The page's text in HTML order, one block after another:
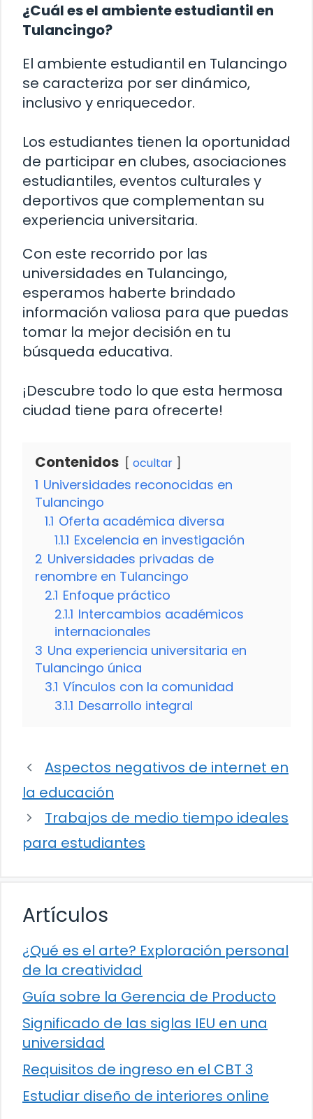
¿Cuál es el ambiente estudiantil en
Tulancingo?
El ambiente estudiantil en Tulancingo
se caracteriza por ser dinámico,
inclusivo y enriquecedor.
Los estudiantes tienen la oportunidad
de participar en clubes, asociaciones
estudiantiles, eventos culturales y
deportivos que complementan su
experiencia universitaria.
Con este recorrido por las
universidades en Tulancingo,
esperamos haberte brindado
información valiosa para que puedas
tomar la mejor decisión en tu
búsqueda educativa.
¡Descubre todo lo que esta hermosa
ciudad tiene para ofrecerte!
Contenidos ocultar
1 Universidades reconocidas en
Tulancingo
1.1 Oferta académica diversa
1.1.1 Excelencia en investigación
2 Universidades privadas de
renombre en Tulancingo
2.1 Enfoque práctico
2.1.1 Intercambios académicos
internacionales
3 Una experiencia universitaria en
Tulancingo única
3.1 Vínculos con la comunidad
3.1.1 Desarrollo integral
Aspectos negativos de internet en
la educación
Trabajos de medio tiempo ideales
para estudiantes
Artículos
¿Qué es el arte? Exploración personal
de la creatividad
Guía sobre la Gerencia de Producto
Significado de las siglas IEU en una
universidad
Requisitos de ingreso en el CBT 3
Estudiar diseño de interiores online